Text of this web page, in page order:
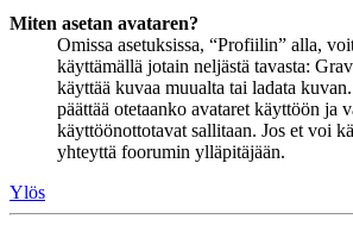
Miten asetan avataren?
Omissa asetuksissa, “Profiilin” alla,
käyttämällä jotain neljästä tavasta:
käyttää kuvaa muualta tai ladata
päättää otetaanko avataret käyttöön ja
käyttöönottotavat sallitaan. Jos et voi
yhteyttä foorumin ylläpitäjään.
Ylös